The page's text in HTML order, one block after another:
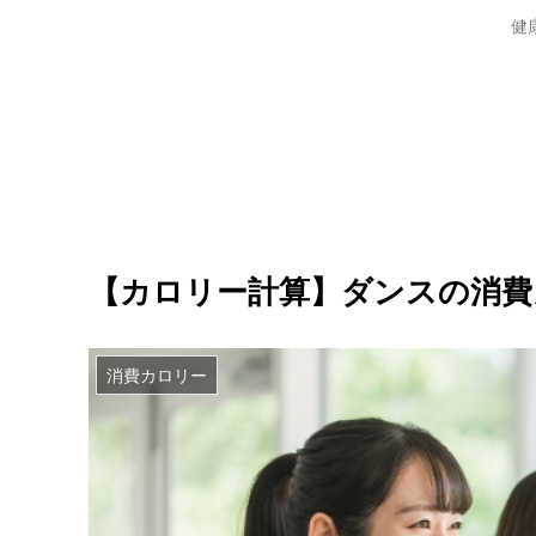
健
【カロリー計算】ダンスの消
消費カロリー